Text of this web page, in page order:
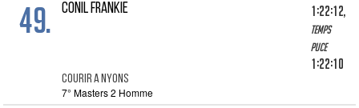
49. CONIL FRANKIE
COURIR A NYONS
1:22:12,
Temps
puce
1:22:10
7° Masters 2 Homme